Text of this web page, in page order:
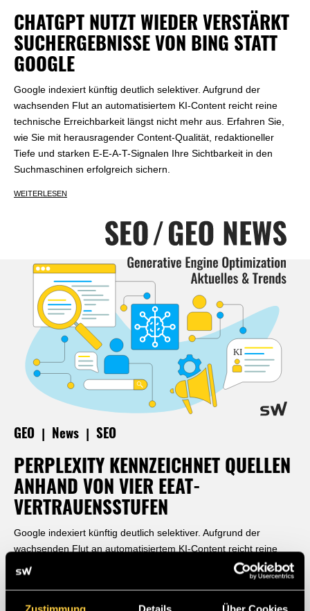
CHATGPT NUTZT WIEDER VERSTÄRKT
SUCHERGEBNISSE VON BING STATT
GOOGLE
Google indexiert künftig deutlich selektiver. Aufgrund der
wachsenden Flut an automatisiertem KI-Content reicht reine
technische Erreichbarkeit längst nicht mehr aus. Erfahren Sie,
wie Sie mit herausragender Content-Qualität, redaktioneller
Tiefe und starken E-E-A-T-Signalen Ihre Sichtbarkeit in den
Suchmaschinen erfolgreich sichern.
WEITERLESEN
GEO News SEO
PERPLEXITY KENNZEICHNET QUELLEN
ANHAND VON VIER EEAT-
VERTRAUENSSTUFEN
Google indexiert künftig deutlich selektiver. Aufgrund der
wachsenden Flut an automatisiertem KI-Content reicht reine
technische Erreichbarkeit längst nicht mehr aus. Erfahren Sie,
wie Sie mit herausragender Content-Qualität, redaktioneller